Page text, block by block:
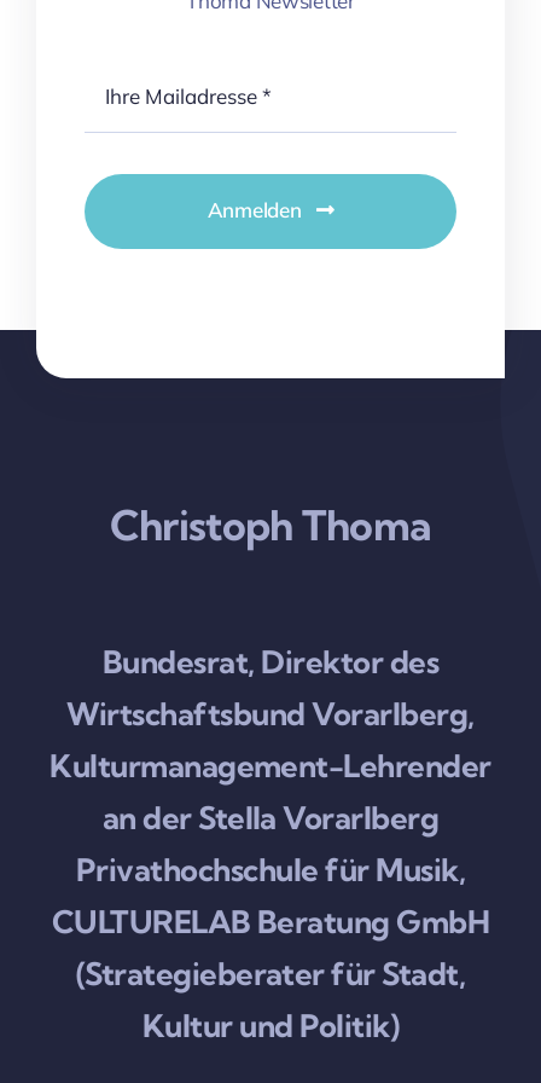
Anmelden
Christoph Thoma
Bundesrat, Direktor des
Wirtschaftsbund Vorarlberg,
Kulturmanagement-Lehrender
an der Stella Vorarlberg
Privathochschule für Musik,
CULTURELAB Beratung GmbH
(Strategieberater für Stadt,
Kultur und Politik)